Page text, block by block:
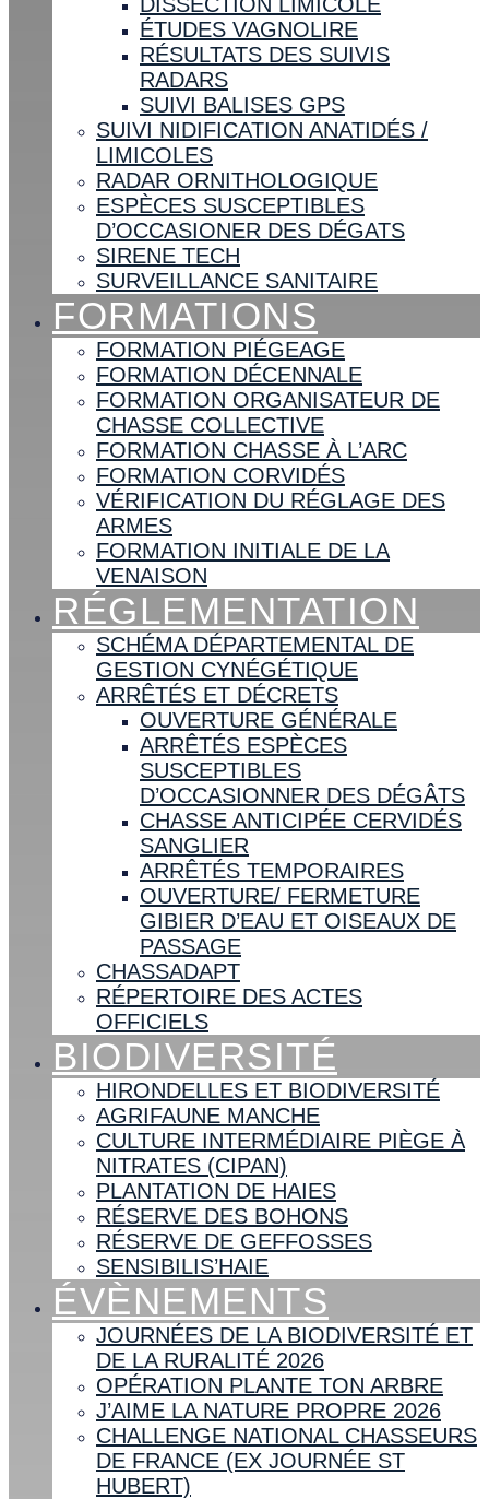
ÉTUDES VAGNOLIRE
RÉSULTATS DES SUIVIS
RADARS
SUIVI BALISES GPS
SUIVI NIDIFICATION ANATIDÉS /
LIMICOLES
RADAR ORNITHOLOGIQUE
ESPÈCES SUSCEPTIBLES
D’OCCASIONER DES DÉGATS
SIRENE TECH
SURVEILLANCE SANITAIRE
FORMATIONS
FORMATION PIÉGEAGE
FORMATION DÉCENNALE
FORMATION ORGANISATEUR DE
CHASSE COLLECTIVE
FORMATION CHASSE À L’ARC
FORMATION CORVIDÉS
VÉRIFICATION DU RÉGLAGE DES
ARMES
FORMATION INITIALE DE LA
VENAISON
RÉGLEMENTATION
SCHÉMA DÉPARTEMENTAL DE
GESTION CYNÉGÉTIQUE
ARRÊTÉS ET DÉCRETS
OUVERTURE GÉNÉRALE
ARRÊTÉS ESPÈCES
SUSCEPTIBLES
D’OCCASIONNER DES DÉGÂTS
CHASSE ANTICIPÉE CERVIDÉS
SANGLIER
ARRÊTÉS TEMPORAIRES
OUVERTURE/ FERMETURE
GIBIER D’EAU ET OISEAUX DE
PASSAGE
CHASSADAPT
RÉPERTOIRE DES ACTES
OFFICIELS
BIODIVERSITÉ
HIRONDELLES ET BIODIVERSITÉ
AGRIFAUNE MANCHE
CULTURE INTERMÉDIAIRE PIÈGE À
NITRATES (CIPAN)
PLANTATION DE HAIES
RÉSERVE DES BOHONS
RÉSERVE DE GEFFOSSES
SENSIBILIS’HAIE
ÉVÈNEMENTS
JOURNÉES DE LA BIODIVERSITÉ ET
DE LA RURALITÉ 2026
OPÉRATION PLANTE TON ARBRE
J’AIME LA NATURE PROPRE 2026
CHALLENGE NATIONAL CHASSEURS
DE FRANCE (EX JOURNÉE ST
HUBERT)